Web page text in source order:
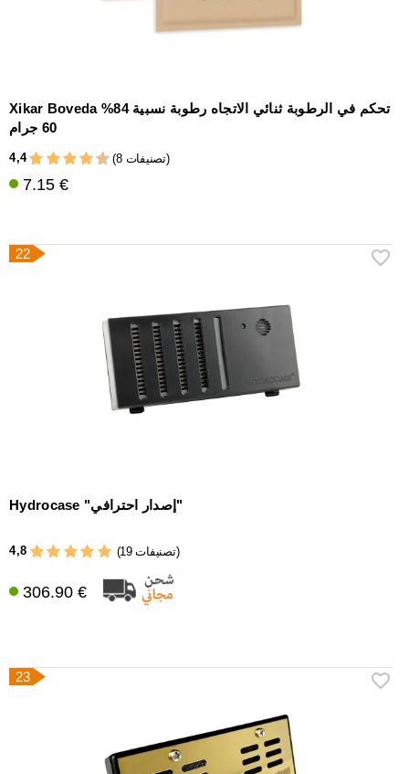
Xikar Boveda تحكم في الرطوبة ثنائي الاتجاه رطوبة نسبية 84%
60 جرام
4,4 (8 تصنيفات)
7.15 €
22
Hydrocase "إصدار احترافي"
4,8 (19 تصنيفات)
306.90 €
23